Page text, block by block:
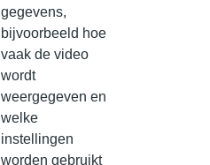
gegevens,
bijvoorbeeld hoe
vaak de video
wordt
weergegeven en
welke
instellingen
worden gebruikt